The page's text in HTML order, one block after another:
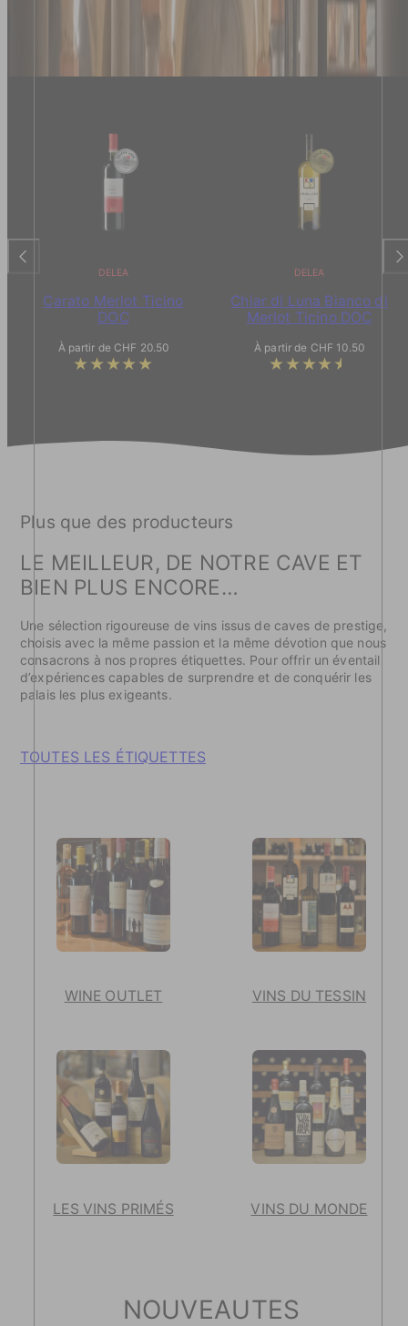
DELEA
Carato Merlot Ticino
DOC
Prix
À partir de CHF 20.50
DELEA
Chiar di Luna Bianco di
Merlot Ticino DOC
Prix
À partir de CHF 10.50
Plus que des producteurs
LE MEILLEUR, DE NOTRE CAVE ET
BIEN PLUS ENCORE…
Une sélection rigoureuse de vins issus de caves de prestige,
choisis avec la même passion et la même dévotion que nous
consacrons à nos propres étiquettes. Pour offrir un éventail
d’expériences capables de surprendre et de conquérir les
palais les plus exigeants.
TOUTES LES ÉTIQUETTES
WINE OUTLET VINS DU TESSIN
LES VINS PRIMÉS VINS DU MONDE
NOUVEAUTES